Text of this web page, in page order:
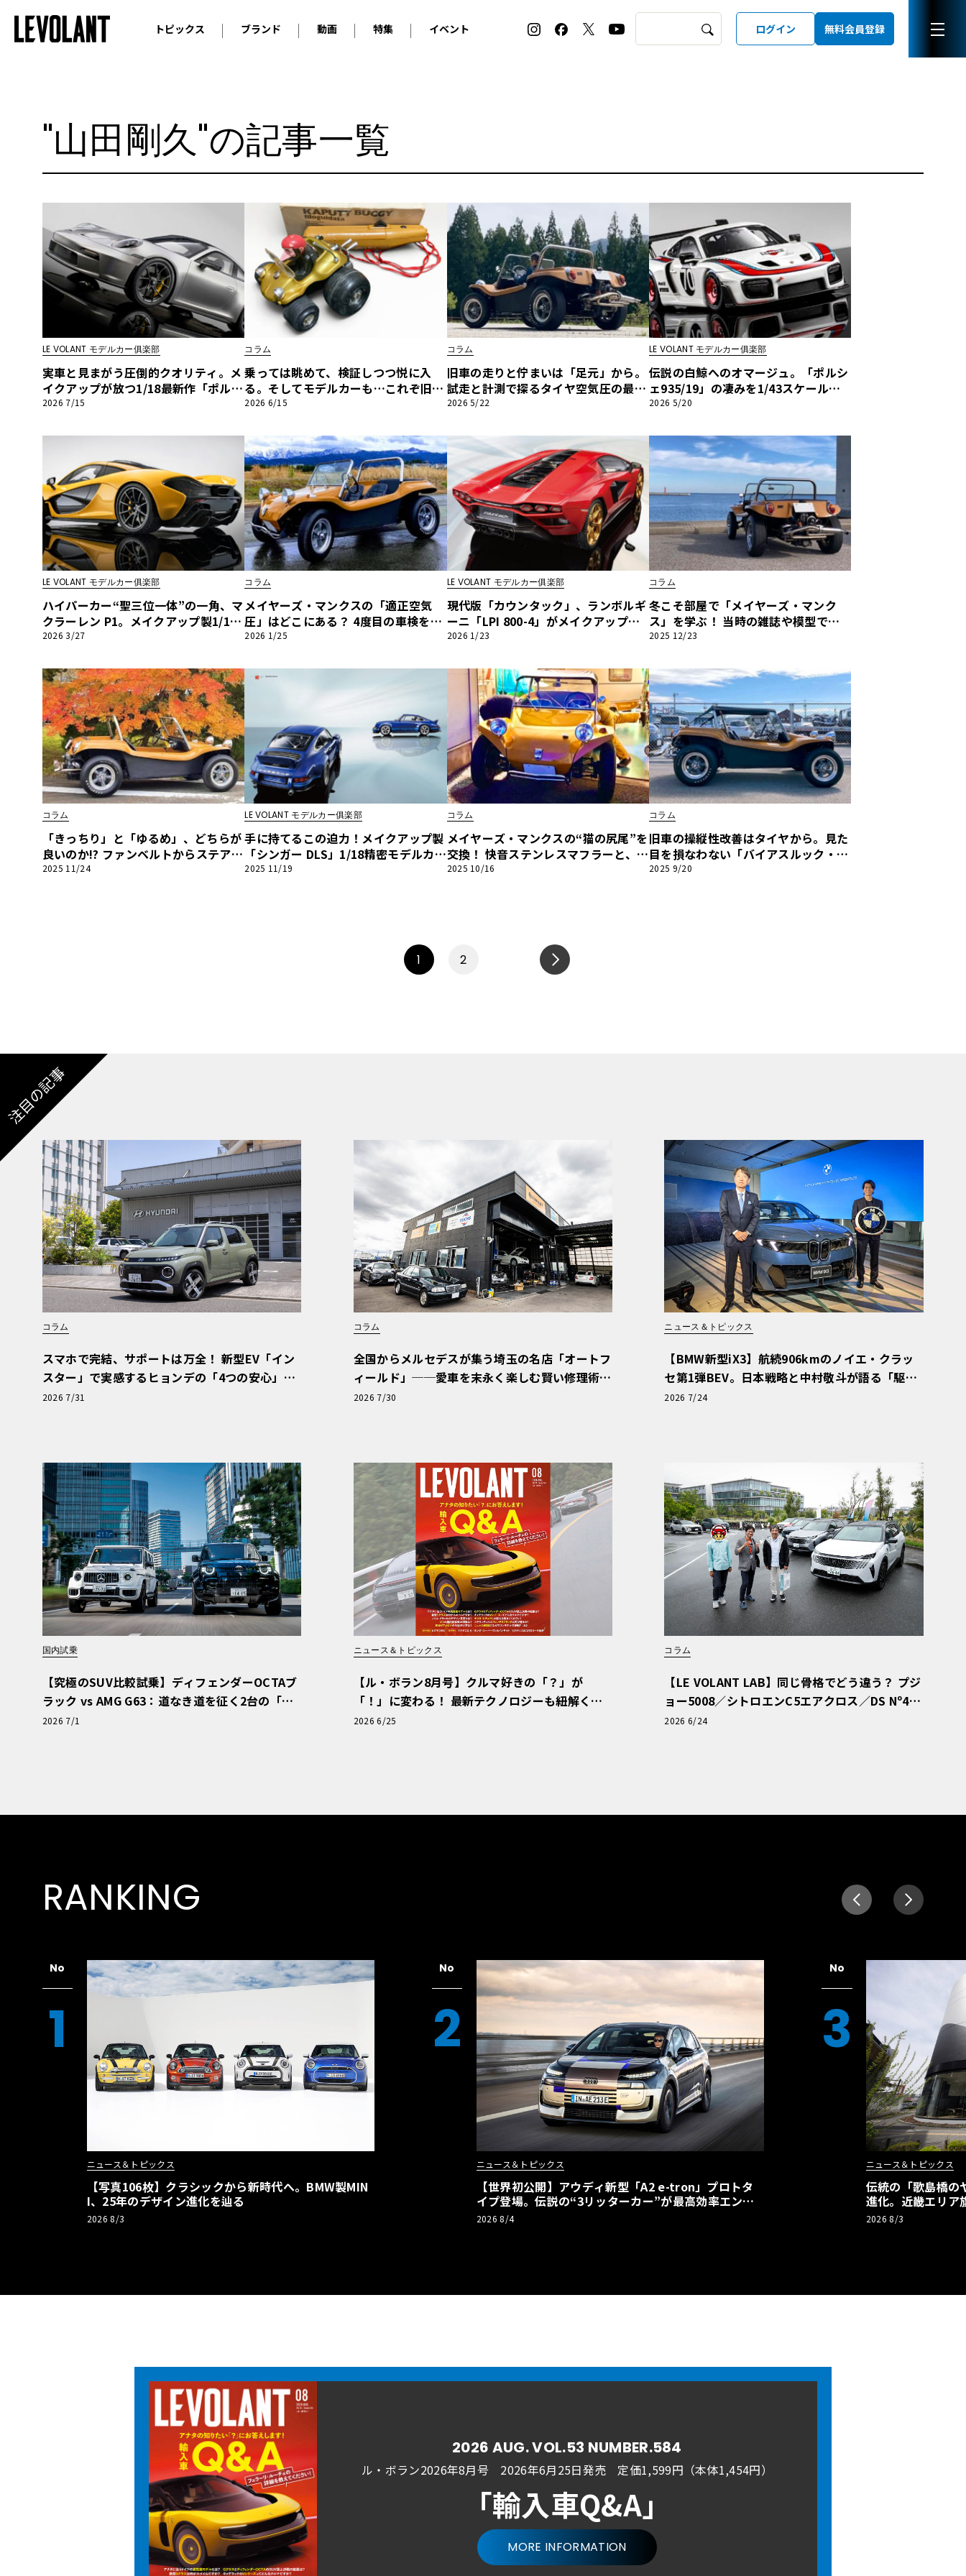
トピックス
コラム
ブランド
アルピーヌ
プジョー
ベントレー
ケータハム
ジャガー
ランドローバー
ロータス
マクラーレン
MINI
モーガン
ロールス・ロイス
ボルボ
キャデラック
シボレー
ジープ
ヒョンデ
BYD
その他
国産車
三菱
ダイハツ
スズキ
光岡
その他
動画 特集
ホイールカタログ
イベント ログイン 無料会員登録
"山田剛久"の記事一覧
LE VOLANT モデルカー俱楽部
実車と見まがう圧倒的クオリティ。メ
イクアップが放つ1/18最新作「ポルシ
ェ911 GT3 ツーリングパッケージ202
部】
2026 7/15
コラム
乗っては眺めて、検証しつつ悦に入
る。そしてモデルカーも…これぞ旧車
の愉しみ【デューンバギー恍惚日記】
2026 6/15
コラム
旧車の走りと佇まいは「足元」から。
試走と計測で探るタイヤ空気圧の最適
解【デューンバギー恍惚日記】第13回
2026 5/22
LE VOLANT モデルカー俱楽部
伝説の白鯨へのオマージュ。「ポルシ
ェ935/19」の凄みを1/43スケールに
凝縮したメイクアップの職人魂【LE V
2026 5/20
LE VOLANT モデルカー俱楽部
ハイパーカー“聖三位一体”の一角、マ
クラーレン P1。メイクアップ製1/18
モデルカーが放つ圧倒的オーラ【LE V
2026 3/27
コラム
メイヤーズ・マンクスの「適正空気
圧」はどこにある？ 4度目の車検を前
に見直したいポイント【デューンバギ
2026 1/25
LE VOLANT モデルカー俱楽部
現代版「カウンタック」、ランボルギ
ーニ「LPI 800-4」がメイクアップ製
1/18精密モデルカーに転生！【LE VO
2026 1/23
コラム
冬こそ部屋で「メイヤーズ・マンク
ス」を学ぶ！ 当時の雑誌や模型で振
り返るヒストリー【デューンバギー恍
2025 12/23
コラム
「きっちり」と「ゆるめ」、どちらが
良いのか!? ファンベルトからステアリ
ング、さらには遊びの姿勢まで！【デ
2025 11/24
LE VOLANT モデルカー俱楽部
手に持てるこの迫力！メイクアップ製
「シンガー DLS」1/18精密モデルカー
新色発売中！【LE VOLANT モデルカ
2025 11/19
コラム
メイヤーズ・マンクスの“猫の尻尾”を
交換！ 快音ステンレスマフラーと、そ
の後に訪れたクラッチケーブルの悲劇
2025 10/16
コラム
旧車の操縦性改善はタイヤから。見た
目を損なわない「バイアスルック・ラ
ジアル」という最適解【デューンバギ
2025 9/20
1 2
注目の記事
コラム
スマホで完結、サポートは万全！ 新型EV「イン
スター」で実感するヒョンデの「4つの安心」
【第1回・ヒョンデ6つの疑問：Why? Hyunda
2026 7/31
コラム
全国からメルセデスが集う埼玉の名店「オートフ
ィールド」──愛車を末永く楽しむ賢い修理術
と、プロがフックス製オイルを選ぶ理由〈PR〉
2026 7/30
ニュース＆トピックス
【BMW新型iX3】航続906kmのノイエ・クラッ
セ第1弾BEV。日本戦略と中村敬斗が語る「駆け
ぬける歓び」
2026 7/24
国内試乗
【究極のSUV比較試乗】ディフェンダーOCTAブ
ラック vs AMG G63：道なき道を征く2台の「対
極的アプローチ」
2026 7/1
ニュース＆トピックス
【ル・ボラン8月号】クルマ好きの「？」が
「！」に変わる！ 最新テクノロジーも紐解く
「輸入車Q&A」
2026 6/25
コラム
【LE VOLANT LAB】同じ骨格でどう違う？ プジ
ョー5008／シトロエンC5エアクロス／DS Nº4
読者一気乗りレポート
2026 6/24
RANKING
No
1
ニュース＆トピックス
【写真106枚】クラシックから新時代へ。BMW製MIN
I、25年のデザイン進化を辿る
2026 8/3
No
2
ニュース＆トピックス
【世界初公開】アウディ新型「A2 e-tron」プロトタ
イプ登場。伝説の“3リッターカー”が最高効率エント
リーBEVとして復活【画像38枚】
2026 8/4
No
3
ニュース＆トピックス
伝統の「歌島橋の
進化。近畿エリア
ーアル
2026 8/3
2026 AUG. VOL.53 NUMBER.584
ル・ボラン2026年8月号 2026年6月25日発売 定価1,599円（本体1,454円）
「輸入車Q&A」
MORE INFORMATION